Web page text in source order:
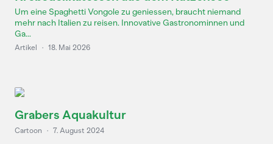
Um eine Spaghetti Vongole zu geniessen, braucht niemand
mehr nach Italien zu reisen. Innovative Gastronominnen und
Ga...
Artikel · 18. Mai 2026
Grabers Aquakultur
Cartoon · 7. August 2024